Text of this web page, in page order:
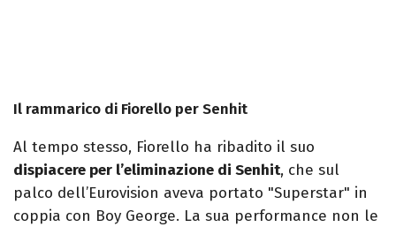
Il rammarico di Fiorello per Senhit
Al tempo stesso, Fiorello ha ribadito il suo
dispiacere per l’eliminazione di Senhit, che sul
palco dell’Eurovision aveva portato "Superstar" in
coppia con Boy George. La sua performance non le